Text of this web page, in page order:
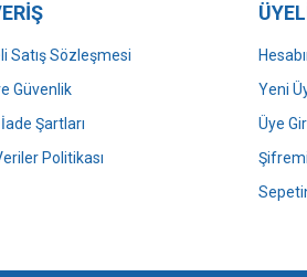
Gönder
Satış Sözleşmesi
Güvenlik
Şartları
Politikası
Yeni
Üye